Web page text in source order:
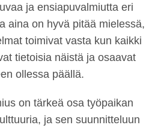
ja ensiapuvalmiutta eri
aina on hyvä pitää mielessä,
toimivat vasta kun kaikki
tietoisia näistä ja osaavat
ollessa päällä.
on tärkeä osa työpaikan
ja sen suunnitteluun